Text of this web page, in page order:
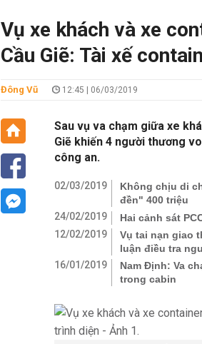
Vụ xe khách và xe
Cầu Giẽ: Tài xế
Đông Vũ 12:45 | 06/03/2019
Sau vụ va chạm giữa xe
Giẽ khiến 4 người thương
công an.
02/03/2019
Không chịu di
đền" 400 triệu
24/02/2019
Hai cảnh sát
12/02/2019
Vụ tai nạn giao
luận điều tra
16/01/2019
Nam Định: Va
trong cabin